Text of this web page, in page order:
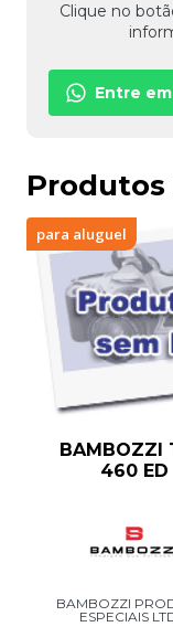
Clique no
Entre
para aluguel
BAMBOZZI
460 ED
BAMBOZZI
ESPECIAIS